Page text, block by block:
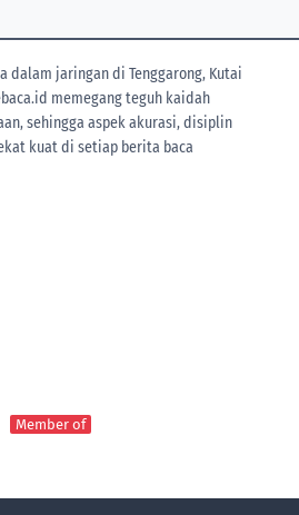
dalam jaringan di Tenggarong, Kutai
memegang teguh kaidah
sehingga aspek akurasi, disiplin
kuat di setiap berita baca
Member of